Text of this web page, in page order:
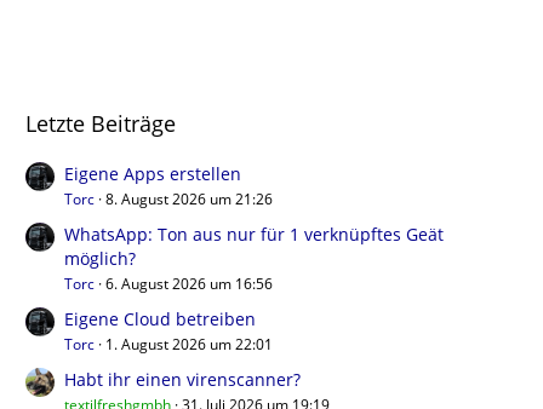
Letzte Beiträge
Eigene Apps erstellen
Torc 8. August 2026 um 21:26
WhatsApp: Ton aus nur für 1 verknüpftes Geät
möglich?
Torc 6. August 2026 um 16:56
Eigene Cloud betreiben
Torc 1. August 2026 um 22:01
Habt ihr einen virenscanner?
textilfreshgmbh 31. Juli 2026 um 19:19